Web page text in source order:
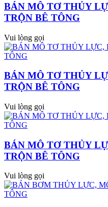
BÁN MÔ TƠ THỦY
TRỘN BÊ TÔNG
Vui lòng gọi
BÁN MÔ TƠ THỦY
TRỘN BÊ TÔNG
Vui lòng gọi
BÁN MÔ TƠ THỦY
TRỘN BÊ TÔNG
Vui lòng gọi